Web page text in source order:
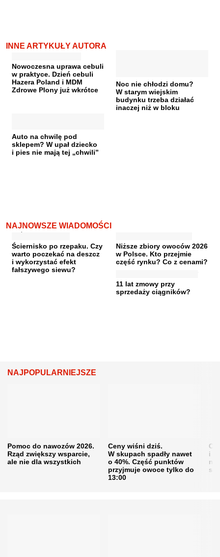
INNE ARTYKUŁY AUTORA
Nowoczesna uprawa cebuli
w praktyce. Dzień cebuli
Hazera Poland i MDM
Zdrowe Plony już wkrótce
Noc nie chłodzi domu?
W starym wiejskim
budynku trzeba działać
inaczej niż w bloku
Auto na chwilę pod
sklepem? W upał dziecko
i pies nie mają tej „chwili”
NAJNOWSZE WIADOMOŚCI
Ściernisko po rzepaku. Czy
warto poczekać na deszcz
i wykorzystać efekt
fałszywego siewu?
Niższe zbiory owoców 2026
w Polsce. Kto przejmie
część rynku? Co z cenami?
11 lat zmowy przy
sprzedaży ciągników?
NAJPOPULARNIEJSZE
Pomoc do nawozów 2026.
Rząd zwiększy wsparcie,
ale nie dla wszystkich
Ceny wiśni dziś.
W skupach spadły nawet
o 40%. Część punktów
przyjmuje owoce tylko do
13:00
i